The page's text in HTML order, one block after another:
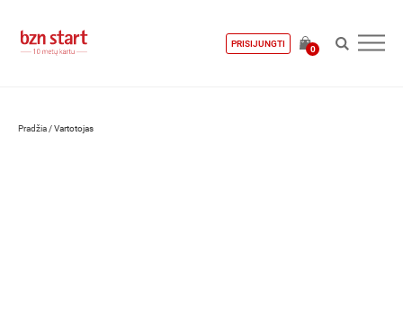
PRISIJUNGTI
0
Pradžia /Vartotojas